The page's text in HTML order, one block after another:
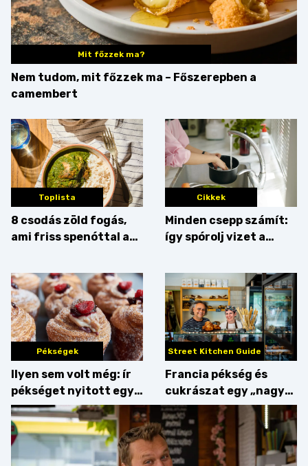
Mit főzzek ma?
Nem tudom, mit főzzek ma – Főszerepben a
camembert
Toplista
8 csodás zöld fogás,
ami friss spenóttal az
Cikkek
Minden csepp számít:
így spórolj vizet a
Pékségek
Ilyen sem volt még: ír
pékséget nyitott egy
Dublinból hazatért pár
Street Kitchen Guide
Francia pékség és
cukrászat egy „nagy
csipetnyi” empátiával